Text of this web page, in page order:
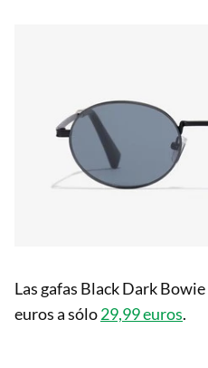
Las gafas Black Dark
euros a sólo29,99 euros.